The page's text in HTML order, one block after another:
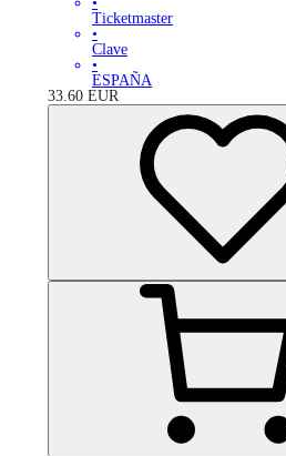
Ticketmaster
•
Clave
•
ESPAÑA
33.60 EUR